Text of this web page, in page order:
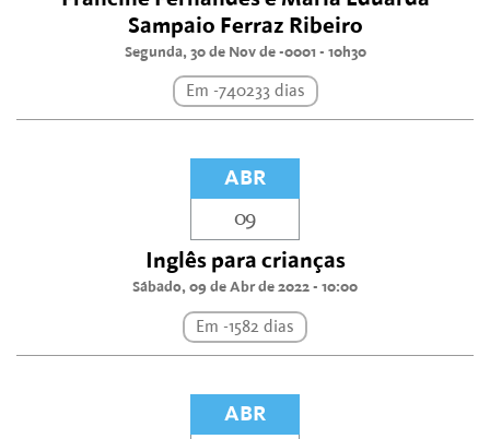
Sampaio Ferraz Ribeiro
Segunda, 30 de Nov de -0001 - 10h30
Em -740233 dias
ABR
09
Inglês para crianças
Sábado, 09 de Abr de 2022 - 10:00
Em -1582 dias
ABR